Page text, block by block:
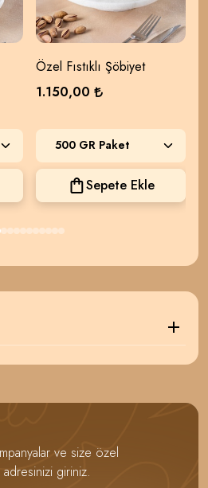
Özel Fıstıklı Şöbiyet
1.150,00
Sepete Ekle
ve size özel
adresinizi giriniz.